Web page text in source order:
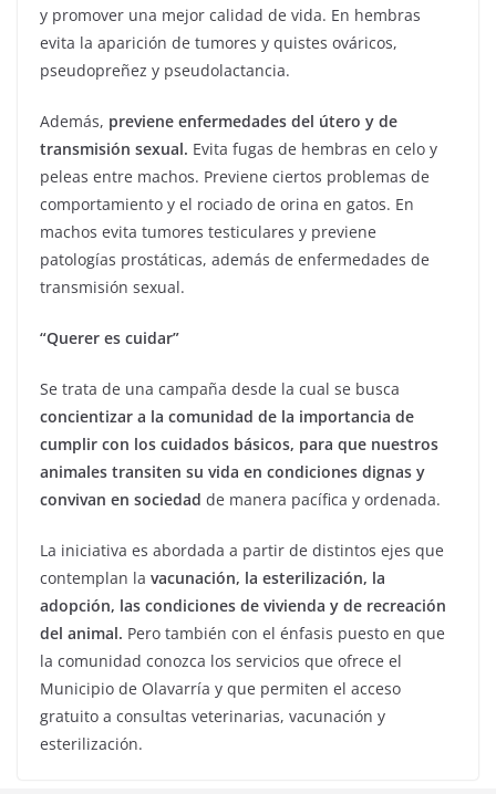
y promover una mejor calidad de vida. En hembras
evita la aparición de tumores y quistes ováricos,
pseudopreñez y pseudolactancia.
Además, previene enfermedades del útero y de
transmisión sexual. Evita fugas de hembras en celo y
peleas entre machos. Previene ciertos problemas de
comportamiento y el rociado de orina en gatos. En
machos evita tumores testiculares y previene
patologías prostáticas, además de enfermedades de
transmisión sexual.
“Querer es cuidar”
Se trata de una campaña desde la cual se busca
concientizar a la comunidad de la importancia de
cumplir con los cuidados básicos, para que nuestros
animales transiten su vida en condiciones dignas y
convivan en sociedad de manera pacífica y ordenada.
La iniciativa es abordada a partir de distintos ejes que
contemplan la vacunación, la esterilización, la
adopción, las condiciones de vivienda y de recreación
del animal. Pero también con el énfasis puesto en que
la comunidad conozca los servicios que ofrece el
Municipio de Olavarría y que permiten el acceso
gratuito a consultas veterinarias, vacunación y
esterilización.